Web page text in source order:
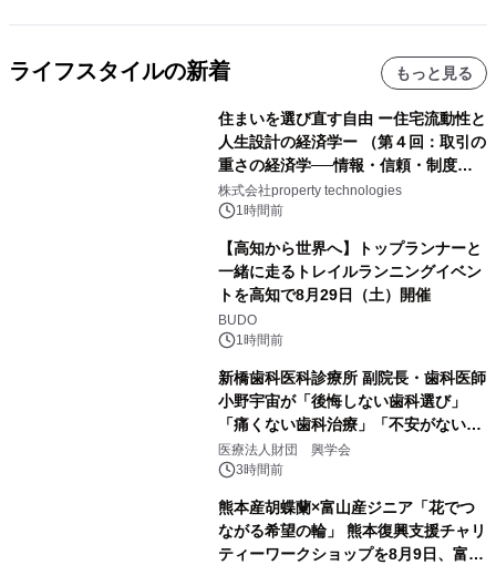
ライフスタイルの新着 もっと見る
住まいを選び直す自由 ー住宅流動性と
人生設計の経済学ー （第４回：取引の
重さの経済学──情報・信頼・制度を
PropTechはどう組み替えるか）｜
PropTech-Lab
株式会社property technologies
1時間前
【高知から世界へ】トップランナーと
一緒に走るトレイルランニングイベン
トを高知で8月29日（土）開催
BUDO
1時間前
新橋歯科医科診療所 副院長・歯科医師
小野宇宙が「後悔しない歯科選び」
「痛くない歯科治療」「不安がない治
療計画」をテーマに専門監修
医療法人財団 興学会
3時間前
熊本産胡蝶蘭×富山産ジニア「花でつ
ながる希望の輪」 熊本復興支援チャリ
ティーワークショップを8月9日、富